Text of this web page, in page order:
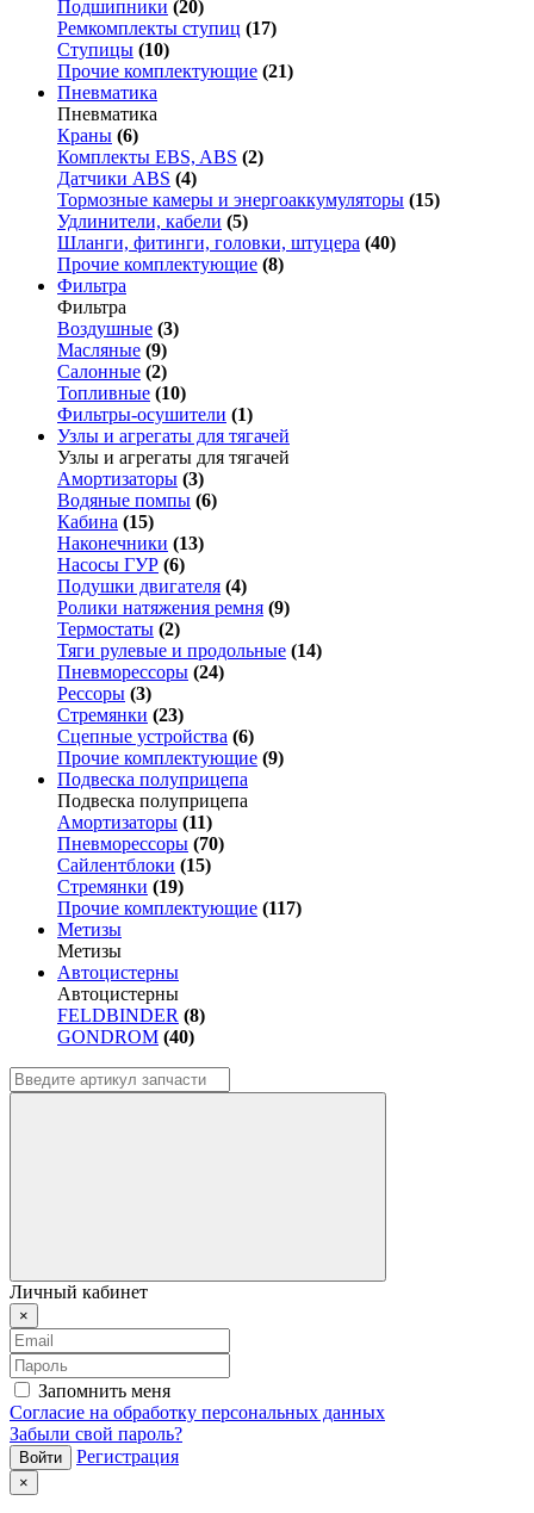
Подшипники (20)
Ремкомплекты ступиц (17)
Ступицы (10)
Прочие комплектующие (21)
Пневматика
Пневматика
Краны (6)
Комплекты EBS, ABS (2)
Датчики ABS (4)
Тормозные камеры и энергоаккумуляторы (15)
Удлинители, кабели (5)
Шланги, фитинги, головки, штуцера (40)
Прочие комплектующие (8)
Фильтра
Фильтра
Воздушные (3)
Масляные (9)
Салонные (2)
Топливные (10)
Фильтры-осушители (1)
Узлы и агрегаты для тягачей
Узлы и агрегаты для тягачей
Амортизаторы (3)
Водяные помпы (6)
Кабина (15)
Наконечники (13)
Насосы ГУР (6)
Подушки двигателя (4)
Ролики натяжения ремня (9)
Термостаты (2)
Тяги рулевые и продольные (14)
Пневморессоры (24)
Рессоры (3)
Стремянки (23)
Сцепные устройства (6)
Прочие комплектующие (9)
Подвеска полуприцепа
Подвеска полуприцепа
Амортизаторы (11)
Пневморессоры (70)
Сайлентблоки (15)
Стремянки (19)
Прочие комплектующие (117)
Метизы
Метизы
Автоцистерны
Автоцистерны
FELDBINDER (8)
GONDROM (40)
Личный кабинет
×
Запомнить меня
Согласие на обработку персональных данных
Забыли свой пароль?
Регистрация
×